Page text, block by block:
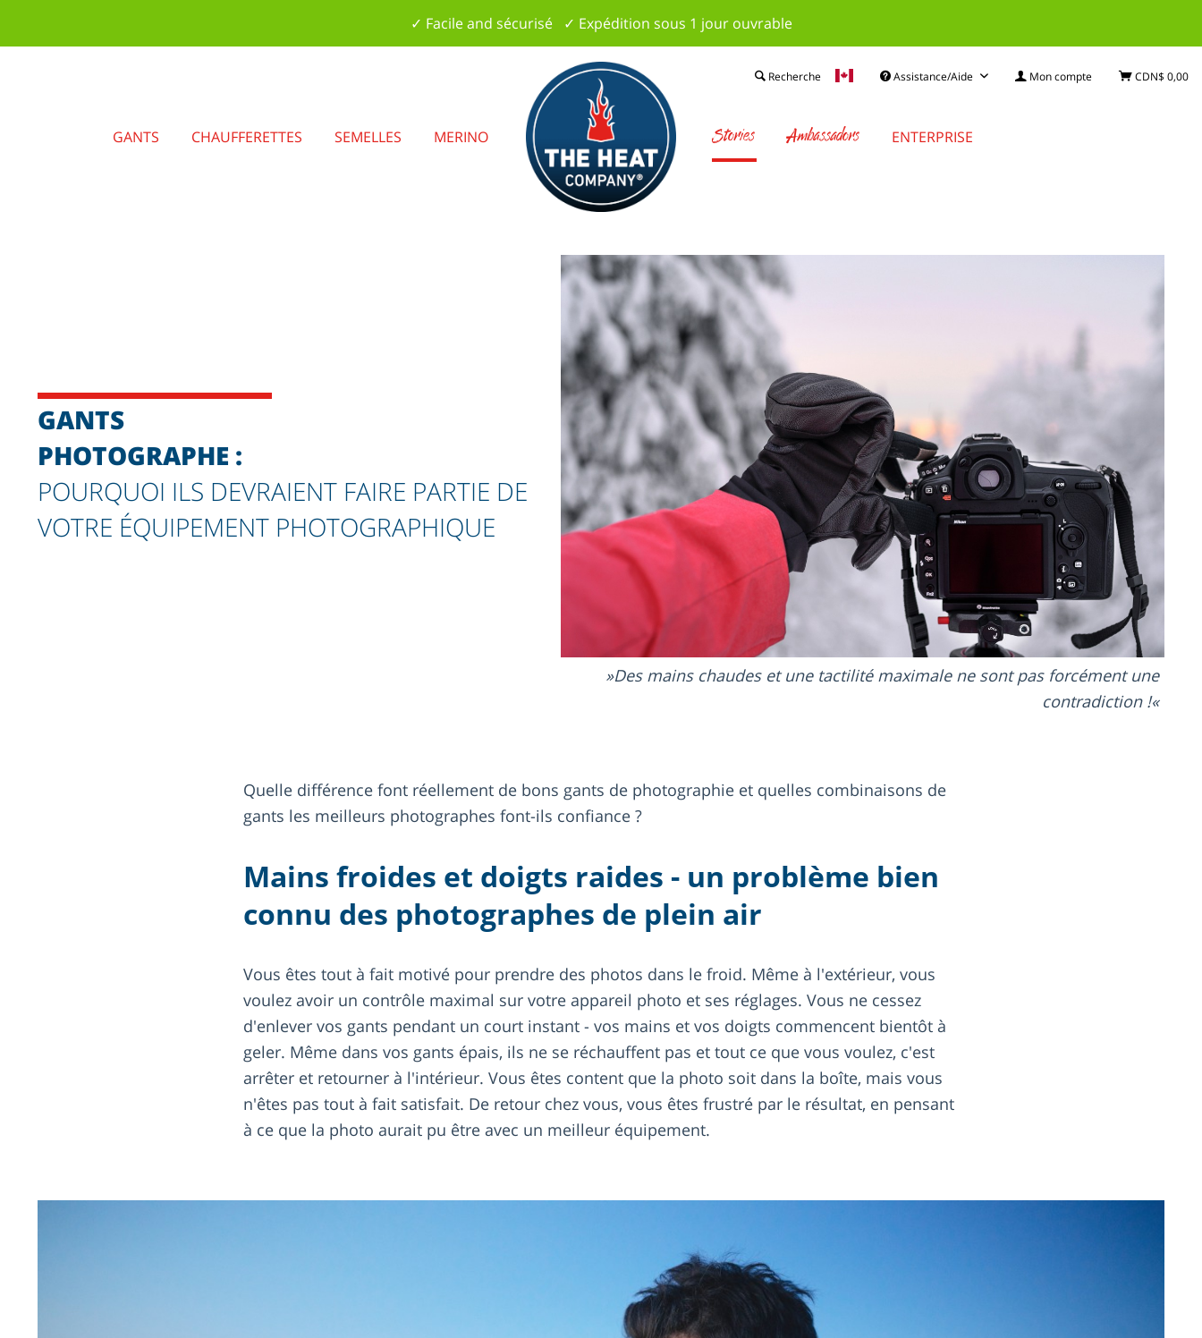
✓ Facile and sécurisé ✓ Expédition sous 1 jour ouvrable
Assistance/Aide Mon compte CDN$ 0,00
Recherche
GANTS CHAUFFERETTES SEMELLES MERINO Stories Ambassadors ENTERPRISE
GANTS
PHOTOGRAPHE :
POURQUOI ILS DEVRAIENT FAIRE PARTIE DE
VOTRE ÉQUIPEMENT PHOTOGRAPHIQUE
Des mains chaudes et une tactilité maximale ne sont pas forcément une
contradiction !
Quelle différence font réellement de bons gants de photographie et quelles combinaisons de
gants les meilleurs photographes font-ils confiance ?
Mains froides et doigts raides - un problème bien
connu des photographes de plein air
Vous êtes tout à fait motivé pour prendre des photos dans le froid. Même à l'extérieur, vous
voulez avoir un contrôle maximal sur votre appareil photo et ses réglages. Vous ne cessez
d'enlever vos gants pendant un court instant - vos mains et vos doigts commencent bientôt à
geler. Même dans vos gants épais, ils ne se réchauffent pas et tout ce que vous voulez, c'est
arrêter et retourner à l'intérieur. Vous êtes content que la photo soit dans la boîte, mais vous
n'êtes pas tout à fait satisfait. De retour chez vous, vous êtes frustré par le résultat, en pensant
à ce que la photo aurait pu être avec un meilleur équipement.